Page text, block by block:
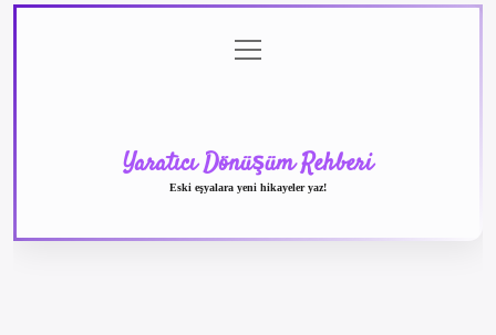
menüyü
aç
Yaratıcı Dönüşüm Rehberi
Eski eşyalara yeni hikayeler yaz!